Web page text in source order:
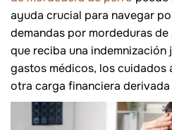
ayuda crucial para navegar
demandas por mordeduras
que reciba una
gastos médicos, los cuidados
otra carga financiera derivada